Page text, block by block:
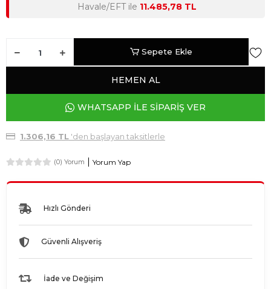
Havale/EFT ile 11.485,78 TL
Sepete Ekle
HEMEN AL
WHATSAPP İLE SİPARİŞ VER
1.306,16 TL'den başlayan taksitlerle
(0) Yorum Yorum Yap
Hızlı Gönderi
Güvenli Alışveriş
İade ve Değişim